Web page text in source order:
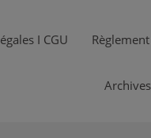
I CGU
Archives